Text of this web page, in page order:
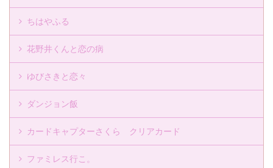
ちはやふる
花野井くんと恋の病
ゆびさきと恋々
ダンジョン飯
カードキャプターさくら クリアカード
ファミレス行こ。